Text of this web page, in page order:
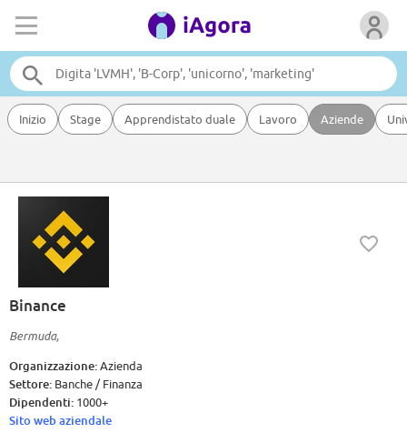
Inizio Stage Apprendistato duale Lavoro Aziende
Binance
Bermuda,
Organizzazione:Azienda
Settore: Banche / Finanza
Dipendenti: 1000+
Sito web aziendale